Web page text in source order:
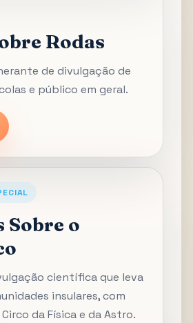
Rodas
de divulgação de
e público em geral.
Sobre o
científica que leva
insulares, com
da Física e da Astro.